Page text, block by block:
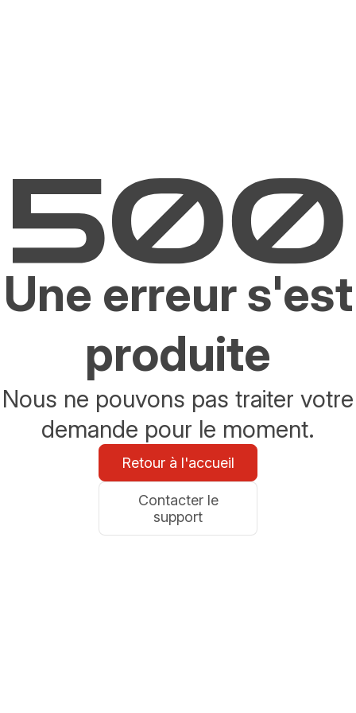
Une erreur s'est
produite
Nous ne pouvons pas traiter votre
demande pour le moment.
Retour à l'accueil
Contacter le
support